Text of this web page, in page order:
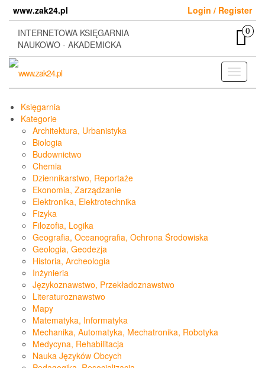
content
www.zak24.pl
Login / Register
INTERNETOWA KSIĘGARNIA
NAUKOWO - AKADEMICKA
0
Toggle
Księgarnia
Kategorie
Architektura, Urbanistyka
Biologia
Budownictwo
Chemia
Dziennikarstwo, Reportaże
Ekonomia, Zarządzanie
Elektronika, Elektrotechnika
Fizyka
Filozofia, Logika
Geografia, Oceanografia, Ochrona Środowiska
Geologia, Geodezja
Historia, Archeologia
Inżynieria
Językoznawstwo, Przekładoznawstwo
Literaturoznawstwo
Mapy
Matematyka, Informatyka
Mechanika, Automatyka, Mechatronika, Robotyka
Medycyna, Rehabilitacja
Nauka Języków Obcych